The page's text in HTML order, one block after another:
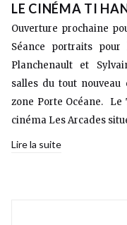
LE CINÉMA TI
Ouverture prochaine
Séance portraits pour
Planchenault et
salles du tout nouveau
zone Porte Océane. Le
cinéma Les Arcades
Lire la suite